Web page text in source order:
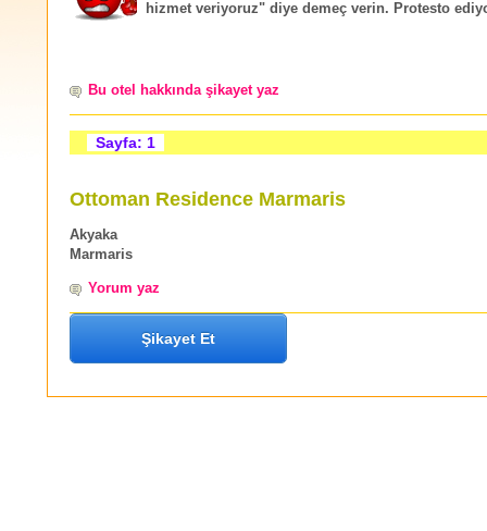
hizmet veriyoruz" diye demeç verin. Protesto
Bu otel hakkında şikayet yaz
Sayfa: 1
Ottoman Residence Marmaris
Akyaka
Marmaris
Yorum yaz
Şikayet Et